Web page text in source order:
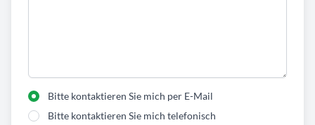
Bitte kontaktieren Sie mich per E-Mail
Bitte kontaktieren Sie mich telefonisch